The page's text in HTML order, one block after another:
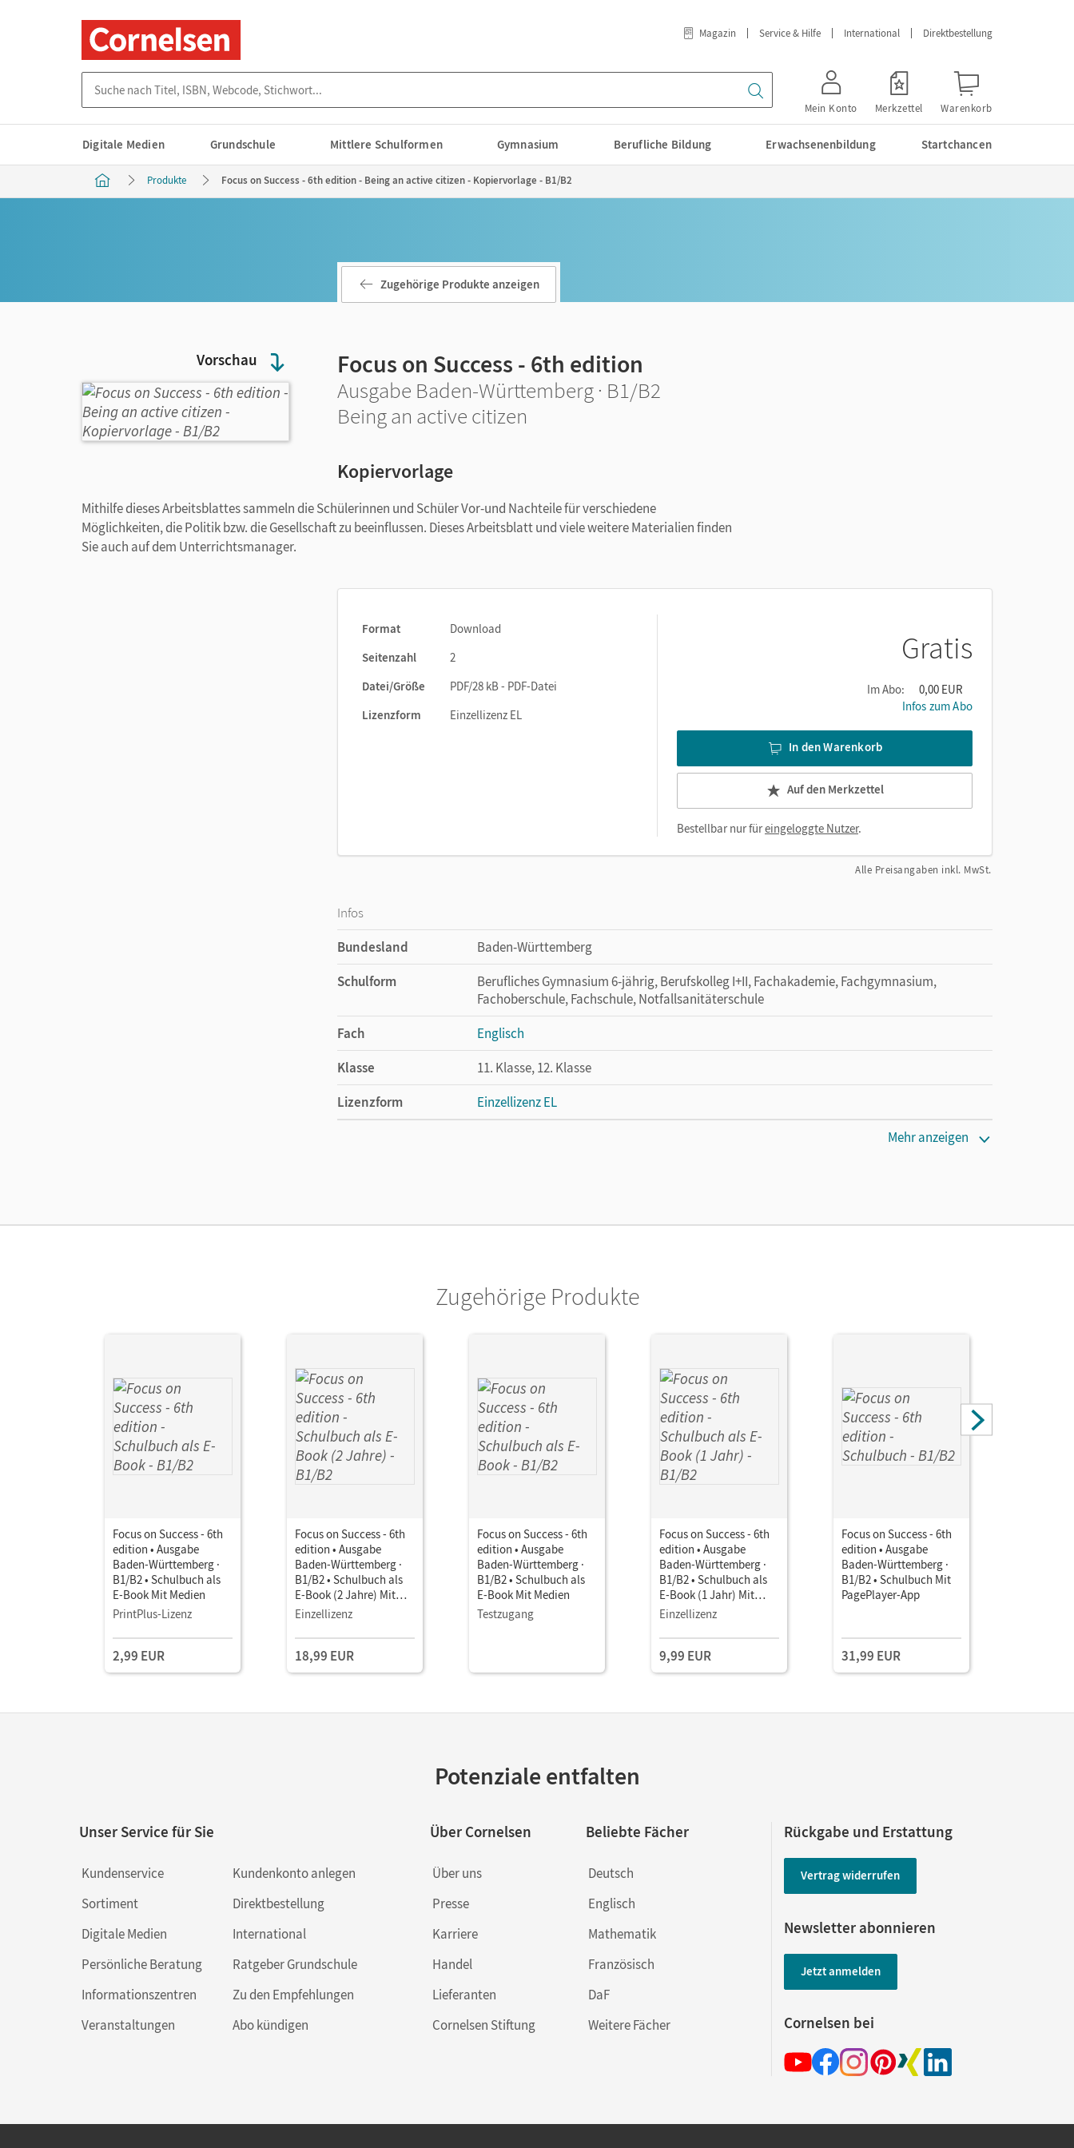
Magazin Service & Hilfe International Direktbestellung
Mein Konto Merkzettel Warenkorb
Digitale Medien Grundschule Mittlere Schulformen Gymnasium Berufliche Bildung Erwachsenenbildung Startchancen
Produkte Focus on Success - 6th edition - Being an active citizen - Kopiervorlage - B1/B2
Vorschau
Zugehörige Produkte anzeigen
Focus on Success - 6th edition
Ausgabe Baden-Württemberg · B1/B2
Being an active citizen
Kopiervorlage
Mithilfe dieses Arbeitsblattes sammeln die Schülerinnen und Schüler Vor-und Nachteile für verschiedene
Möglichkeiten, die Politik bzw. die Gesellschaft zu beeinflussen. Dieses Arbeitsblatt und viele weitere Materialien finden
Sie auch auf dem Unterrichtsmanager.
Format
Download
Seitenzahl
2
Datei/Größe
PDF/28 kB - PDF-Datei
Lizenzform
Einzellizenz EL
Gratis
Im Abo:
0,00 EUR
Infos zum Abo
In den Warenkorb
Auf den Merkzettel
Bestellbar nur füreingeloggte Nutzer.
Alle Preisangaben inkl. MwSt.
Infos
Bundesland
Baden-Württemberg
Schulform
Berufliches Gymnasium 6-jährig, Berufskolleg I+II, Fachakademie, Fachgymnasium,
Fachoberschule, Fachschule, Notfallsanitäterschule
Fach
Englisch
Klasse
11. Klasse, 12. Klasse
Lizenzform
Einzellizenz EL
Mehr anzeigen
Zugehörige Produkte
Focus on Success - 6th
edition • Ausgabe
Baden-Württemberg ·
B1/B2 • Schulbuch als
E-Book Mit Medien
PrintPlus-Lizenz
2,99 EUR
Focus on Success - 6th
edition • Ausgabe
Baden-Württemberg ·
B1/B2 • Schulbuch als
E-Book (2 Jahre) Mit
Medien
Einzellizenz
18,99 EUR
Focus on Success - 6th
edition • Ausgabe
Baden-Württemberg ·
B1/B2 • Schulbuch als
E-Book Mit Medien
Testzugang
Focus on Success - 6th
edition • Ausgabe
Baden-Württemberg ·
B1/B2 • Schulbuch als
E-Book (1 Jahr) Mit
Medien
Einzellizenz
9,99 EUR
Focus on Success - 6th
edition • Ausgabe
Baden-Württemberg ·
B1/B2 • Schulbuch Mit
PagePlayer-App
31,99 EUR
Potenziale entfalten
Unser Service für Sie
Kundenservice
Sortiment
Digitale Medien
Persönliche Beratung
Informationszentren
Veranstaltungen
Kundenkonto anlegen
Direktbestellung
International
Ratgeber Grundschule
Zu den Empfehlungen
Abo kündigen
Über Cornelsen
Über uns
Presse
Karriere
Handel
Lieferanten
Cornelsen Stiftung
Beliebte Fächer
Deutsch
Englisch
Mathematik
Französisch
DaF
Weitere Fächer
Rückgabe und Erstattung
Vertrag widerrufen
Newsletter abonnieren
Jetzt anmelden
Cornelsen bei